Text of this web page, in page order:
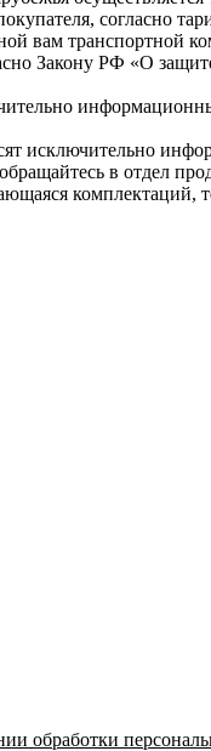
согласно
вам транспортной
Закону РФ «О
исключительно
в отдел
комплектаций,
обработки